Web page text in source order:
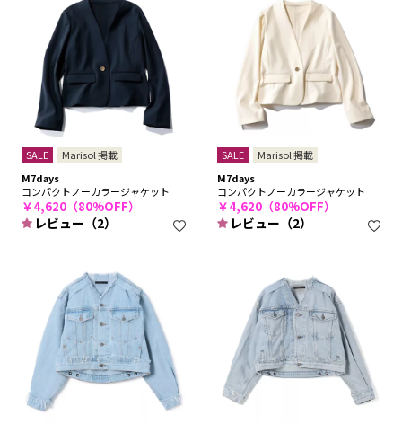
SALE
Marisol 掲載
M7days
コンパクトノーカラージャケット
￥4,620（80%OFF）
レビュー（2）
SALE
Marisol 掲載
M7days
コンパクトノーカラージャケット
￥4,620（80%OFF）
レビュー（2）